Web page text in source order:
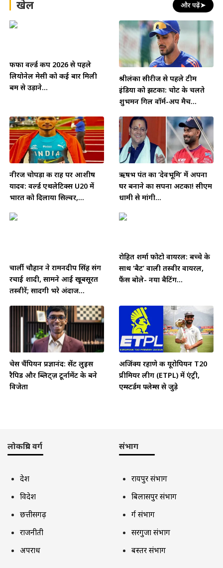
खेल और पढ़ें➤
फीफा वर्ल्ड कप 2026 से पहले
लियोनेल मेसी को कई बार मिली
बम से उड़ाने...
श्रीलंका सीरीज से पहले टीम
इंडिया को झटका: चोट के चलते
शुभमन गिल वॉर्म-अप मैच...
नीरज चोपड़ा की राह पर आशीष
यादव: वर्ल्ड एथलेटिक्स U20 में
भारत को दिलाया सिल्वर,...
ऋषभ पंत का ‘देवभूमि’ में अपना
घर बनाने का सपना अटका! सीएम
धामी से मांगी...
चार्ली चौहान ने रामनदीप सिंह संग
रचाई शादी, सामने आईं खूबसूरत
तस्वीरें; सादगी भरे अंदाज...
रोहित शर्मा फोटो वायरल: बच्चे के
साथ ‘बैट’ वाली तस्वीर वायरल,
फैंस बोले- नया बैटिंग...
चेस चैंपियन प्रज्ञानंद: सेंट लुइस
रैपिड और ब्लिट्ज़ टूर्नामेंट के बने
विजेता
अजिंक्य रहाणे की यूरोपियन T20
प्रीमियर लीग (ETPL) में एंट्री,
एम्स्टर्डम फ्लेम्स से जुड़े
लोकप्रिय वर्ग
देश
विदेश
छत्तीसगढ़
राजनीती
अपराध
संभाग
रायपुर संभाग
बिलासपुर संभाग
दुर्ग संभाग
सरगुजा संभाग
बस्तर संभाग